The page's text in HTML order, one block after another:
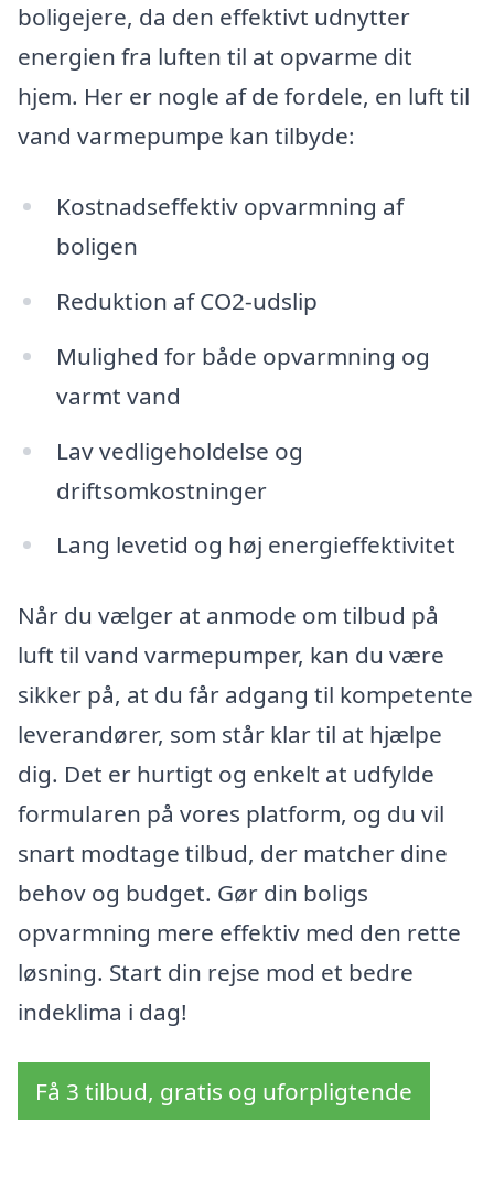
boligejere, da den effektivt udnytter
energien fra luften til at opvarme dit
hjem. Her er nogle af de fordele, en luft til
vand varmepumpe kan tilbyde:
Kostnadseffektiv opvarmning af
boligen
Reduktion af CO2-udslip
Mulighed for både opvarmning og
varmt vand
Lav vedligeholdelse og
driftsomkostninger
Lang levetid og høj energieffektivitet
Når du vælger at anmode om tilbud på
luft til vand varmepumper, kan du være
sikker på, at du får adgang til kompetente
leverandører, som står klar til at hjælpe
dig. Det er hurtigt og enkelt at udfylde
formularen på vores platform, og du vil
snart modtage tilbud, der matcher dine
behov og budget. Gør din boligs
opvarmning mere effektiv med den rette
løsning. Start din rejse mod et bedre
indeklima i dag!
Få 3 tilbud, gratis og uforpligtende